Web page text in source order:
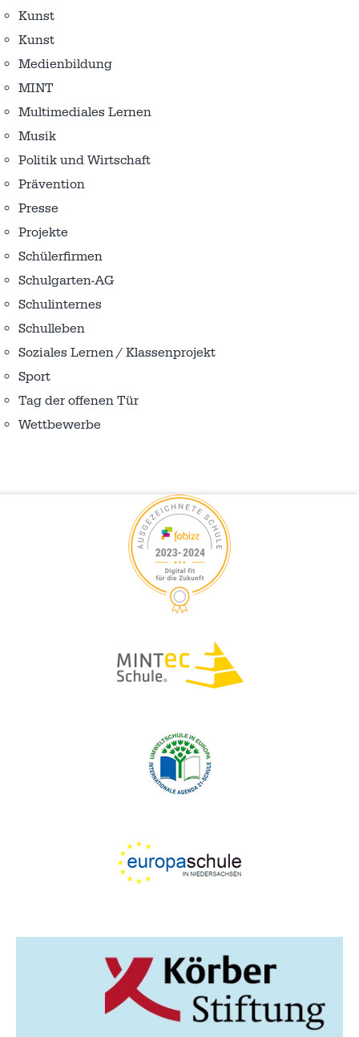
Kunst
Kunst
Medienbildung
MINT
Multimediales Lernen
Musik
Politik und Wirtschaft
Prävention
Presse
Projekte
Schülerfirmen
Schulgarten-AG
Schulinternes
Schulleben
Soziales Lernen / Klassenprojekt
Sport
Tag der offenen Tür
Wettbewerbe